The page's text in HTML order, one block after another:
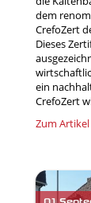
dem
CrefoZert
Dieses
ein
CrefoZert
Zum Artikel